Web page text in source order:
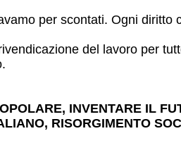
per scontati. Ogni diritto
del lavoro per
INVENTARE IL
RISORGIMENTO